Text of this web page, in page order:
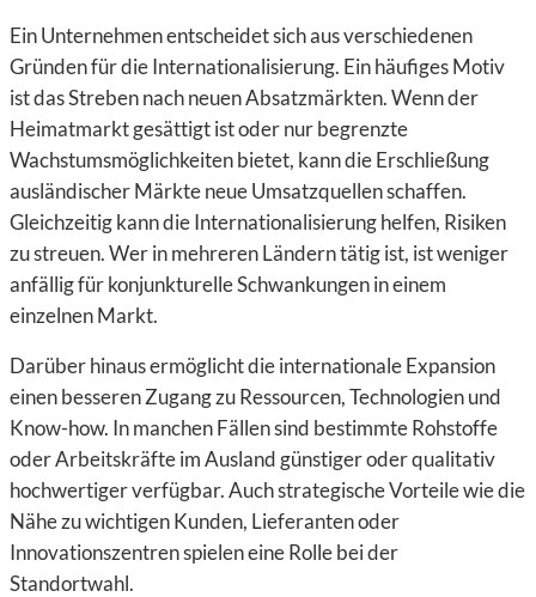
Ein Unternehmen entscheidet sich aus verschiedenen
Gründen für die Internationalisierung. Ein häufiges Motiv
ist das Streben nach neuen Absatzmärkten. Wenn der
Heimatmarkt gesättigt ist oder nur begrenzte
Wachstumsmöglichkeiten bietet, kann die Erschließung
ausländischer Märkte neue Umsatzquellen schaffen.
Gleichzeitig kann die Internationalisierung helfen, Risiken
zu streuen. Wer in mehreren Ländern tätig ist, ist weniger
anfällig für konjunkturelle Schwankungen in einem
einzelnen Markt.
Darüber hinaus ermöglicht die internationale Expansion
einen besseren Zugang zu Ressourcen, Technologien und
Know-how. In manchen Fällen sind bestimmte Rohstoffe
oder Arbeitskräfte im Ausland günstiger oder qualitativ
hochwertiger verfügbar. Auch strategische Vorteile wie die
Nähe zu wichtigen Kunden, Lieferanten oder
Innovationszentren spielen eine Rolle bei der
Standortwahl.